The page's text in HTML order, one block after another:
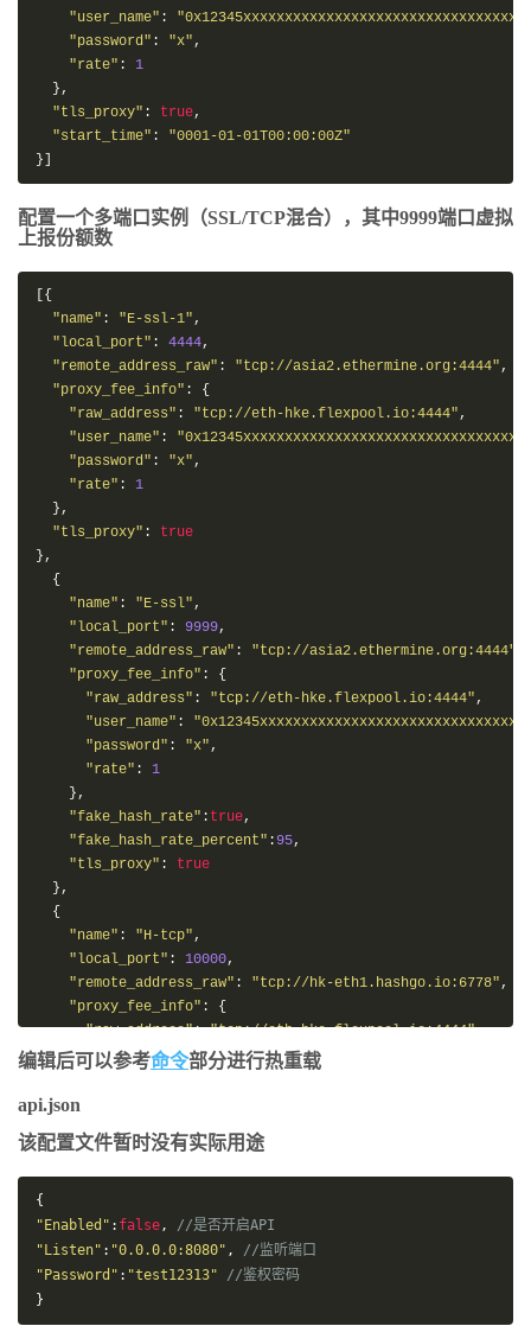
"user_name" : "
"password" : "x" ,
"rate" :
1
},
"tls_proxy" : true,
"start_time" : "0001-01-01T00:00:00Z"
}]
配置一个多端口实例（SSL/TCP混合），其中9999端口虚拟
上报份额数
[{
"name" : "E-ssl-1" ,
"local_port" : 4444,
"remote_address_raw" : "tcp://asia2.ethermine.org:4444" ,
"proxy_fee_info" :
{
"raw_address" : "tcp://eth-hke.flexpool.io:4444" ,
"user_name" : "
"password" : "x" ,
"rate" :
1
},
"tls_proxy" :
true
},
{
"name" : "E-ssl" ,
"local_port" : 9999,
"remote_address_raw" : "tcp://asia2.ethermine.org:4444"
"proxy_fee_info" :
{
"raw_address" : "tcp://eth-hke.flexpool.io:4444" ,
"user_name" : "
"password" : "x" ,
"rate" :
1
},
"fake_hash_rate" : true,
"fake_hash_rate_percent" :95,
"tls_proxy" :
true
},
{
"name" : "H-tcp" ,
"local_port" : 10000,
"remote_address_raw" : "tcp://hk-eth1.hashgo.io:6778" ,
"proxy_fee_info" :
{
"raw_address": "tcp://eth-hke.flexpool.io:4444",
"user_name": "
"tls_proxy": false
}]
编辑后可以参考命令部分进行热重载
api.json
该配置文件暂时没有实际用途
{
"Enabled" : false,
//是否开启API
"Listen" : "0.0.0.0:8080" ,
//监听端口
"Password" : "test12313"
//鉴权密码
}